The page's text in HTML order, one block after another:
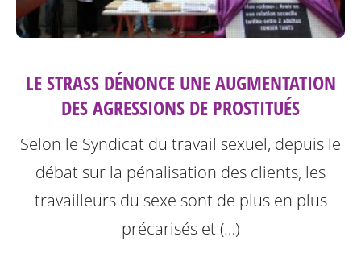
LE STRASS DÉNONCE UNE AUGMENTATION
DES AGRESSIONS DE PROSTITUÉS
Selon le Syndicat du travail sexuel, depuis le
débat sur la pénalisation des clients, les
travailleurs du sexe sont de plus en plus
précarisés et (…)